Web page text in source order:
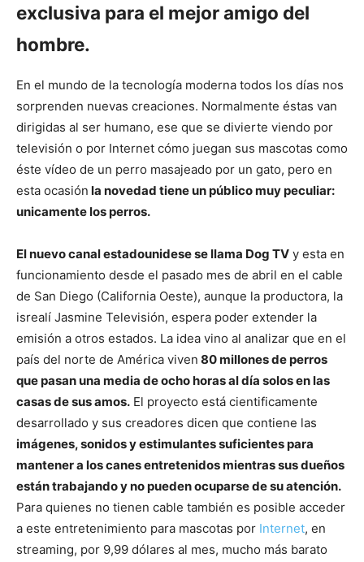
Perros
Fotos
de
Cachorros
exclusiva para el mejor amigo del
hombre.
En el mundo de la tecnología moderna todos los días nos
sorprenden nuevas creaciones. Normalmente éstas van
dirigidas al ser humano, ese que se divierte viendo por
televisión o por Internet cómo juegan sus mascotas como
éste vídeo de un perro masajeado por un gato, pero en
esta ocasión la novedad tiene un público muy peculiar:
unicamente los perros.
El nuevo canal estadounidese se llama Dog TV y esta en
funcionamiento desde el pasado mes de abril en el cable
de San Diego (California Oeste), aunque la productora, la
isrealí Jasmine Televisión, espera poder extender la
emisión a otros estados. La idea vino al analizar que en el
país del norte de América viven 80 millones de perros
que pasan una media de ocho horas al día solos en las
casas de sus amos. El proyecto está cientificamente
desarrollado y sus creadores dicen que contiene las
imágenes, sonidos y estimulantes suficientes para
mantener a los canes entretenidos mientras sus dueños
están trabajando y no pueden ocuparse de su atención.
Para quienes no tienen cable también es posible acceder
a este entretenimiento para mascotas por Internet, en
streaming, por 9,99 dólares al mes, mucho más barato